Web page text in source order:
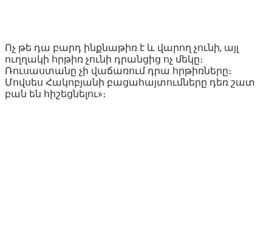
Ոչ թե դա բարդ ինքնաթիռ է և վարող չունի, այլ
ուղղակի հրթիռ չունի դրանցից ոչ մեկը։
Ռուսաստանը չի վաճառում դրա հրթիռները։
Մովսես Հակոբյանի բացահայտումները դեռ շատ
բան են հիշեցնելու»։